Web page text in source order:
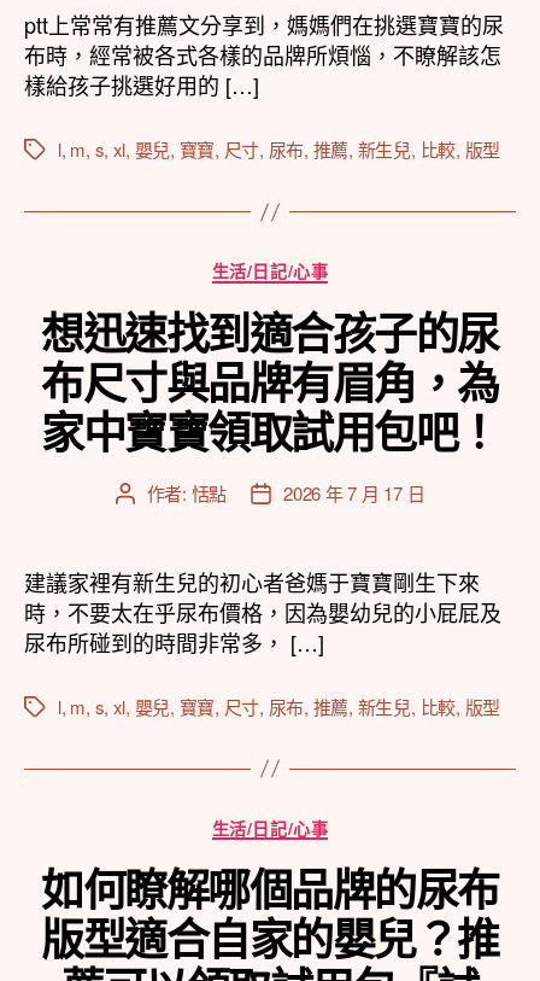
者
佈
日
期
ptt上常常有推薦文分享到，媽媽們在挑選寶寶的尿
布時，經常被各式各樣的品牌所煩惱，不瞭解該怎
樣給孩子挑選好用的 […]
標
l, m, s, xl, 嬰兒, 寶寶, 尺寸, 尿布, 推薦, 新生兒, 比較, 版型
分
類
生活/日記/心事
想迅速找到適合孩子的尿
布尺寸與品牌有眉角，為
家中寶寶領取試用包吧！
文
者
作者: 恬點
文
佈
日
期
2026 年 7 月 17 日
建議家裡有新生兒的初心者爸媽于寶寶剛生下來
時，不要太在乎尿布價格，因為嬰幼兒的小屁屁及
尿布所碰到的時間非常多， […]
標
l, m, s, xl, 嬰兒, 寶寶, 尺寸, 尿布, 推薦, 新生兒, 比較, 版型
分
類
生活/日記/心事
如何瞭解哪個品牌的尿布
版型適合自家的嬰兒？推